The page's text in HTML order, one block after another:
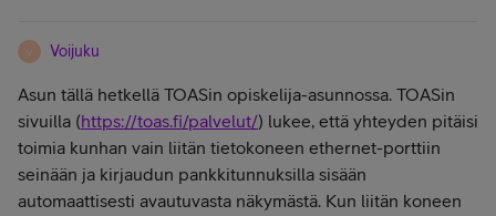
V Voijuku
Asun tällä hetkellä TOASin opiskelija-asunnossa. TOASin
sivuilla (https://toas.fi/palvelut/) lukee, että yhteyden pitäisi
toimia kunhan vain liitän tietokoneen ethernet-porttiin
seinään ja kirjaudun pankkitunnuksilla sisään
automaattisesti avautuvasta näkymästä. Kun liitän koneen